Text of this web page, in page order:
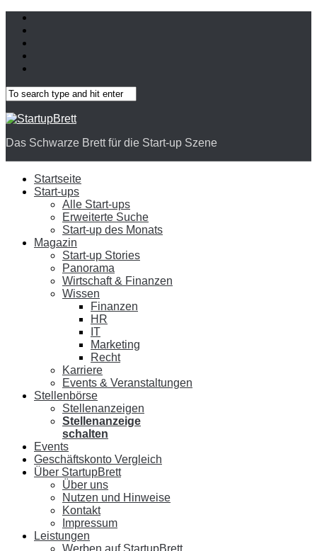
Das Schwarze Brett für die Start-up Szene
Startseite
Start-ups
Alle Start-ups
Erweiterte Suche
Start-up des Monats
Magazin
Start-up Stories
Panorama
Wirtschaft & Finanzen
Wissen
Finanzen
HR
IT
Marketing
Recht
Karriere
Events & Veranstaltungen
Stellenbörse
Stellenanzeigen
Stellenanzeige
schalten
Events
Geschäftskonto Vergleich
Über StartupBrett
Über uns
Nutzen und Hinweise
Kontakt
Impressum
Leistungen
Werben auf StartupBrett